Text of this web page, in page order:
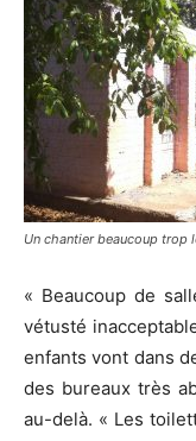
Un chantier beaucoup trop
« Beaucoup de
vétusté
enfants vont dans
des bureaux très
au-delà. « Les